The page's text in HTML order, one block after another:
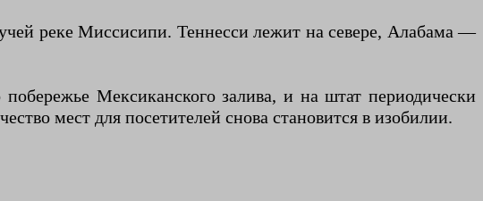
реке Миссисипи. Теннесси лежит на севере, Алабама —
Мексиканского залива, и на штат периодически
мест для посетителей снова становится в изобилии.